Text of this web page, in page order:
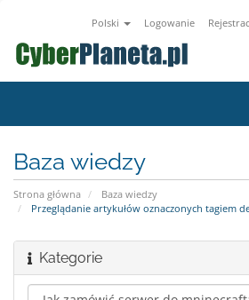
Polski Logowanie
Baza wiedzy
Strona główna
Baza wiedzy
Przeglądanie artykułów oznaczonych tagiem
Kategorie